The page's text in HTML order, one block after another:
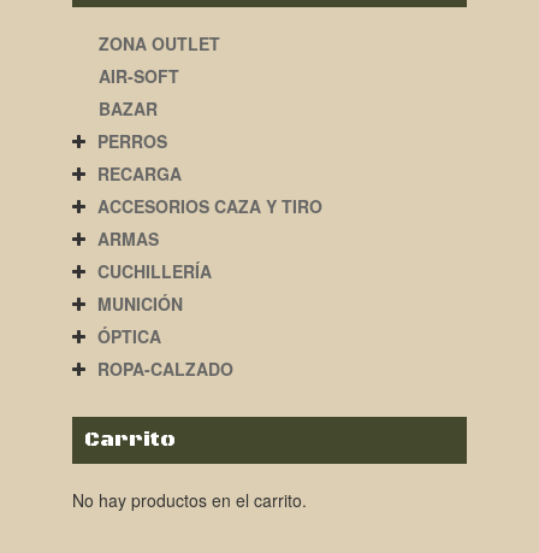
ZONA OUTLET
AIR-SOFT
BAZAR
PERROS
RECARGA
ACCESORIOS CAZA Y TIRO
ARMAS
CUCHILLERÍA
MUNICIÓN
ÓPTICA
ROPA-CALZADO
Carrito
No hay productos en el carrito.